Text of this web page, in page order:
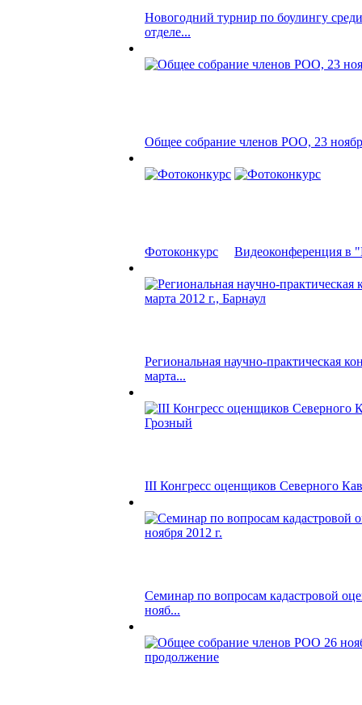
Новогодний турнир по боулингу
отделе...
Общее собрание членов РОО, 23
Фотоконкурс Видеоконференция в
Региональная научно-практическая
марта...
III Конгресс оценщиков Северного
Семинар по вопросам кадастровой
нояб...